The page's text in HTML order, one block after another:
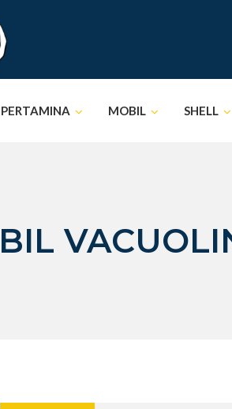
PERTAMINA MOBIL SHELL